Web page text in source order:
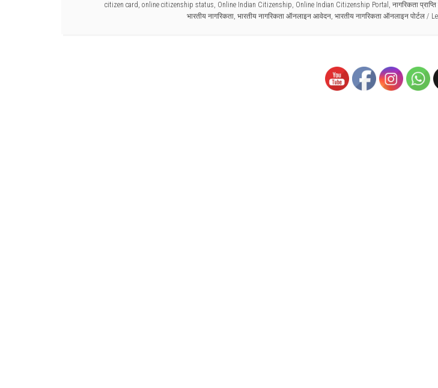
citizen card, online citizenship status, Online Indian Citizenship, Online Indian Citizenship Portal , नागरिकता
भारतीय नागरिकता, भारतीय नागरिकता ऑनलाइन आवेदन, भारतीय नागरिकता ऑनलाइन पोर्टल